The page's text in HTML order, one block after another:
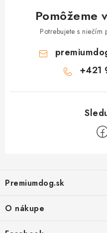
Pomôžeme
Potrebujete s niečím
+421
p
ä
Premiumdog.sk
O nákupe